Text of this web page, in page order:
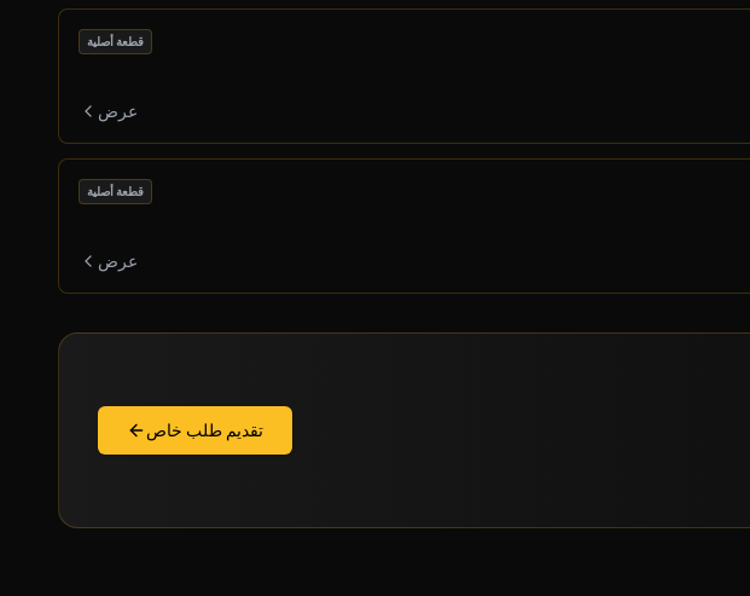
قطعة أصلية
عرض
قطعة أصلية
عرض
تقديم طلب خاص